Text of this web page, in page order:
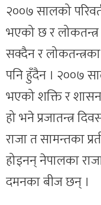
२००७ सालको
भएको छ र
सक्दैन र
पनि हुँदैन । २००७
भएको शक्ति र
हो भने प्रजातन्त्र
राजा त सामन्तका
होइनन् नेपालका
दमनका बीज छन् ।